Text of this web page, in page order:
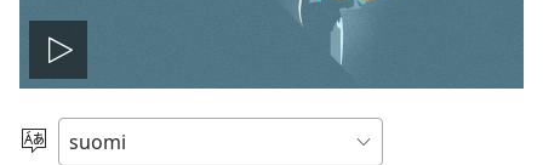
Toista
video
Valitse